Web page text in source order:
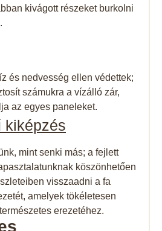
kivágott részeket burkolni
és nedvesség ellen védettek;
számukra a vízálló zár,
az egyes paneleket.
kiképzés
mint senki más; a fejlett
köszönhetően
visszaadni a fa
amelyek tökéletesen
erezetéhez.